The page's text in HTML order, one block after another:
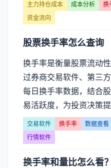
主力持仓成本 成本分析 换
资金流向
股票换手率怎么查询
换手率是衡量股票流动
过券商交易软件、第三
每日换手率数据，结合
易活跃度，为投资决策提
交易软件 换手率 数据查看
行情软件
换手率和量比怎么看